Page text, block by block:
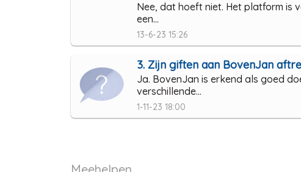
Nee, dat hoeft niet. Het platform is
een...
13-6-23 15:26
3. Zijn giften aan BovenJan
Ja. BovenJan is erkend als goed
verschillende...
1-11-23 18:00